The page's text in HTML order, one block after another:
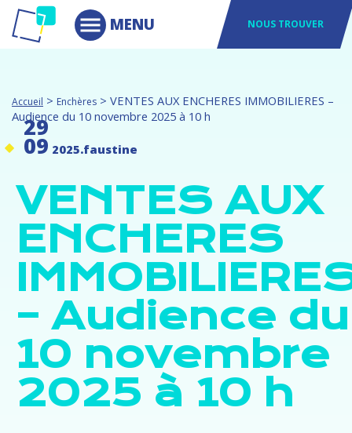
NOUS TROUVER
Accueil > Enchères > VENTES AUX ENCHERES IMMOBILIERES –
Audience du 10 novembre 2025 à 10 h
29
09 2025.faustine
VENTES AUX
ENCHERES
– Audience du
10 novembre
2025 à 10 h